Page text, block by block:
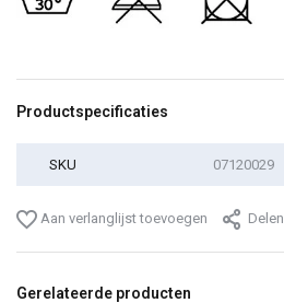
Productspecificaties
SKU 07120029
Aan verlanglijst toevoegen Delen
Gerelateerde producten